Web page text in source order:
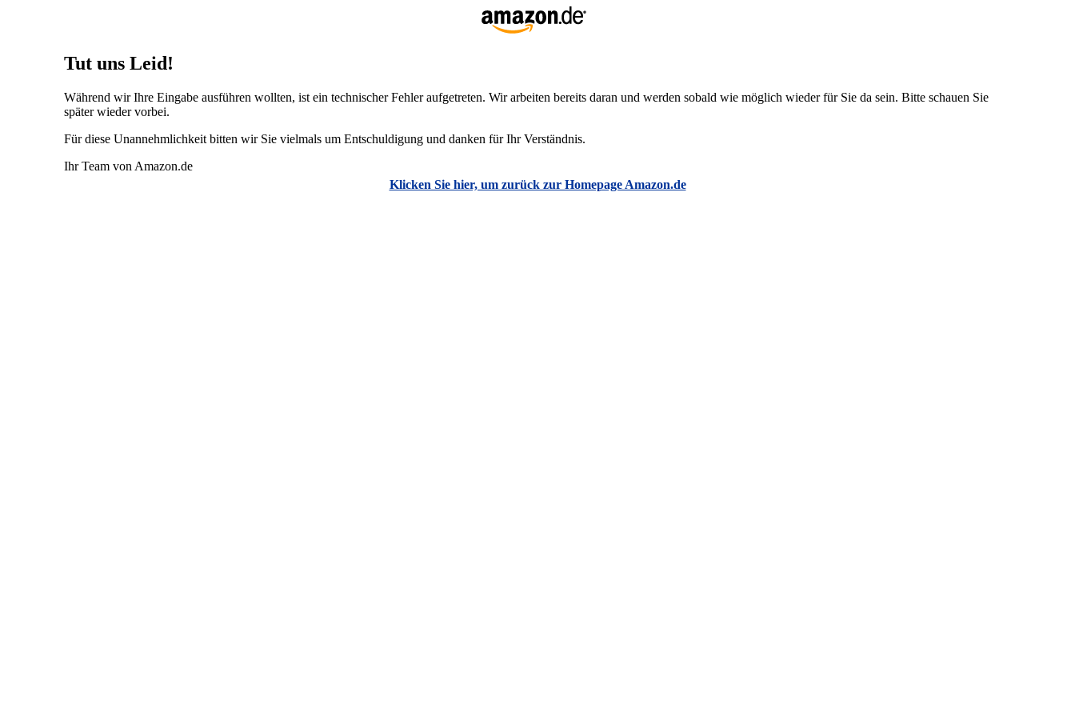
Tut uns Leid!
Während wir Ihre Eingabe ausführen wollten, ist ein technischer Fehler aufgetreten. Wir arbeiten bereits daran und werden sobald wie möglich wieder für Sie da sein. Bitte schauen Sie
später wieder vorbei.
Für diese Unannehmlichkeit bitten wir Sie vielmals um Entschuldigung und danken für Ihr Verständnis.
Ihr Team von Amazon.de
Klicken Sie hier, um zurück zur Homepage Amazon.de